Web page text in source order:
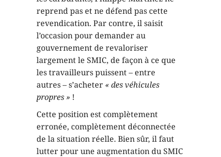
reprend pas et ne défend pas cette
revendication. Par contre, il saisit
l’occasion pour demander au
gouvernement de revaloriser
largement le SMIC, de façon à ce que
les travailleurs puissent – entre
autres – s’acheter « des véhicules
propres » !
Cette position est complètement
erronée, complètement déconnectée
de la situation réelle. Bien sûr, il faut
lutter pour une augmentation du SMIC